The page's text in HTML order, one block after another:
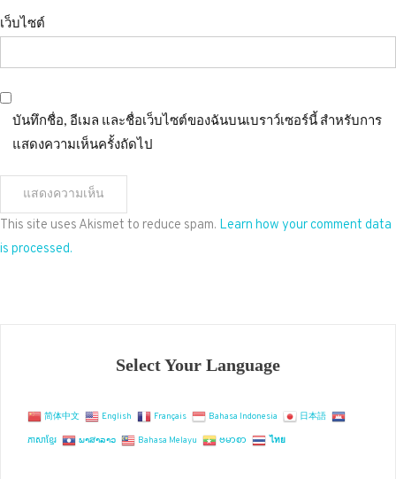
เว็บไซต์
บันทึกชื่อ, อีเมล และชื่อเว็บไซต์ของฉันบนเบราว์เซอร์นี้ สำหรับการ
แสดงความเห็นครั้งถัดไป
This site uses Akismet to reduce spam. Learn how your comment data
is processed.
Select Your Language
简体中文 English Français Bahasa Indonesia 日本語
ភាសាខ្មែរ ພາສາລາວ Bahasa Melayu ဗမာစာ ไทย